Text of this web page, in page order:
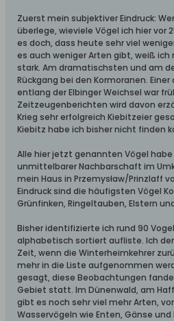
Zuerst mein subjektiver Eindruck:
überlege, wieviele Vögel ich hier vor
es doch, dass heute sehr viel
es auch weniger Arten gibt, weiß
stark. Am dramatischsten und am
Rückgang bei den Kormoranen.
entlang der Elbinger Weichsel war
Zeitzeugenberichten wird davon
Krieg sehr erfolgreich Kiebitzeier
Kiebitz habe ich bisher nicht finden
Alle hier jetzt genannten Vögel
unmittelbarer Nachbarschaft im
mein Haus in Przemysław/Prinzlaff
Eindruck sind die häufigsten Vögel
Grünfinken, Ringeltauben, Elstern
Bisher identifizierte ich rund 90
alphabetisch sortiert aufliste. Ich
Zeit, wenn die Winterheimkehrer
mehr in die Liste aufgenommen
gesagt, diese Beobachtungen
Gebiet statt. Im Dünenwald, am
gibt es noch sehr viel mehr Arten,
Wasservögeln wie Enten, Gänse und